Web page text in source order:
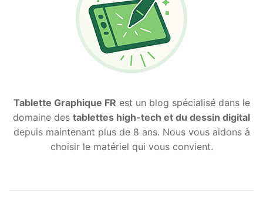
Tablette Graphique FR est un blog spécialisé dans le
domaine des tablettes high-tech et du dessin digital
depuis maintenant plus de 8 ans. Nous vous aidons à
choisir le matériel qui vous convient.